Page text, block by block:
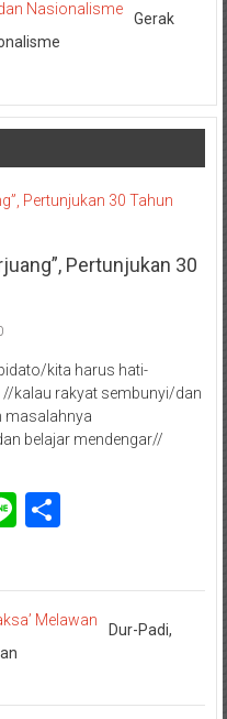
Gerak
Pertunjukan 30
kita harus hati-
kalau rakyat sembunyi/dan
masalahnya
belajar mendengar//
LineShare
Dur-Padi,